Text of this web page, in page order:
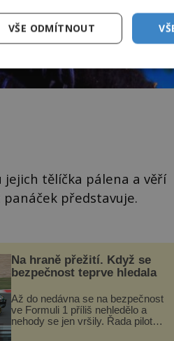
jejich tělíčka pálena a věří
představuje.
Na hraně přežití. Když se
bezpečnost teprve hledala
Až do nedávna se na bezpečnost
ve Formuli 1 příliš nehledělo a
nehody se jen vršily. Řada pilotů
VŠE ODMÍTNOUT